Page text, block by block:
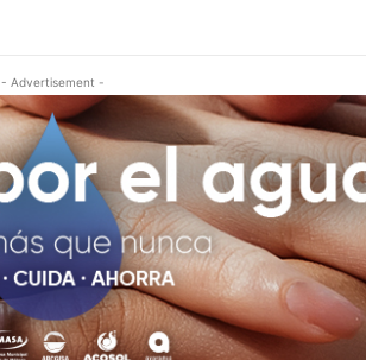
- Advertisement -